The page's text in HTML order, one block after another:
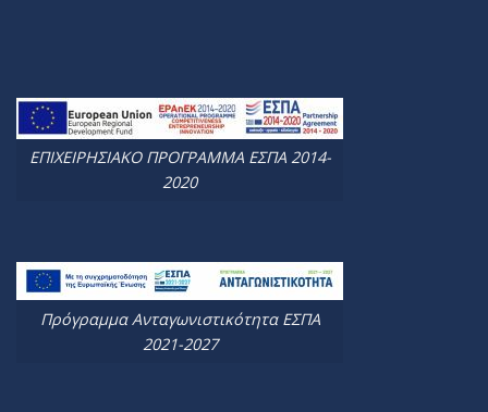
ΕΠΙΧΕΙΡΗΣΙΑΚΟ ΠΡΟΓΡΑΜΜΑ ΕΣΠΑ 2014-
2020
Πρόγραμμα Ανταγωνιστικότητα ΕΣΠΑ
2021-2027